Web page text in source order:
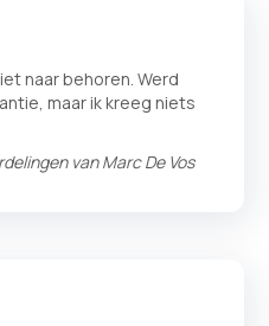
naar behoren. Werd
maar ik kreeg niets
vanMarc De Vos